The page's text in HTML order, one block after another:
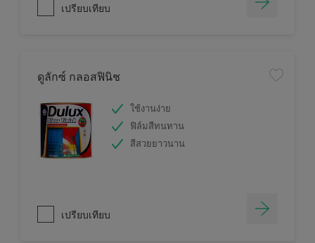
เปรียบเทียบ
ดูลักซ์ กลอสฟินิช
ใช้งานง่าย
ฟิล์มสีทนทาน
สีสวยยาวนาน
เปรียบเทียบ